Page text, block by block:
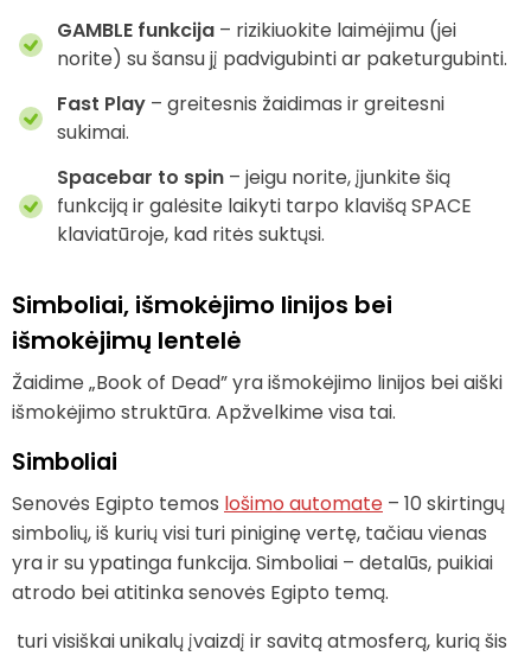
GAMBLE funkcija – rizikiuokite laimėjimu (jei
norite) su šansu jį padvigubinti ar paketurgubinti.
Fast Play – greitesnis žaidimas ir greitesni
sukimai.
Spacebar to spin – jeigu norite, įjunkite šią
funkciją ir galėsite laikyti tarpo klavišą SPACE
klaviatūroje, kad ritės suktųsi.
Simboliai, išmokėjimo linijos bei
išmokėjimų lentelė
Žaidime „Book of Dead” yra išmokėjimo linijos bei aiški
išmokėjimo struktūra. Apžvelkime visa tai.
Simboliai
Senovės Egipto temos lošimo automate – 10 skirtingų
simbolių, iš kurių visi turi piniginę vertę, tačiau vienas
yra ir su ypatinga funkcija. Simboliai – detalūs, puikiai
atrodo bei atitinka senovės Egipto temą.
turi visiškai unikalų įvaizdį ir savitą atmosferą, kurią šis